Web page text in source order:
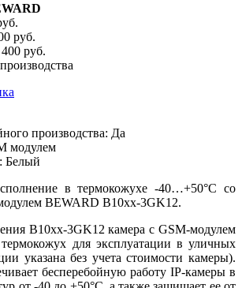
руб.
руб.
производства: Да
модулем
Белый
в термокожухе -40…+50°С со
BEWARD B10xx-3GK12.
B10xx-3GK12 камера с GSM-модулем
термокожух для эксплуатации в уличных
указана без учета стоимости камеры).
бесперебойную работу IP-камеры в